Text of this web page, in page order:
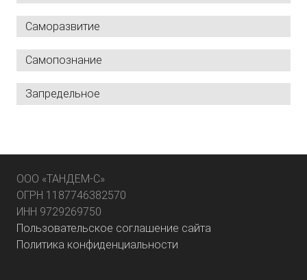
Саморазвитие
Самопознание
Запредельное
ООО «ТАНДЕМ-С»
ОГРН 1187746382570
ИНН 9729269750
Пользовательское соглашение сайта
Политика конфиденциальности